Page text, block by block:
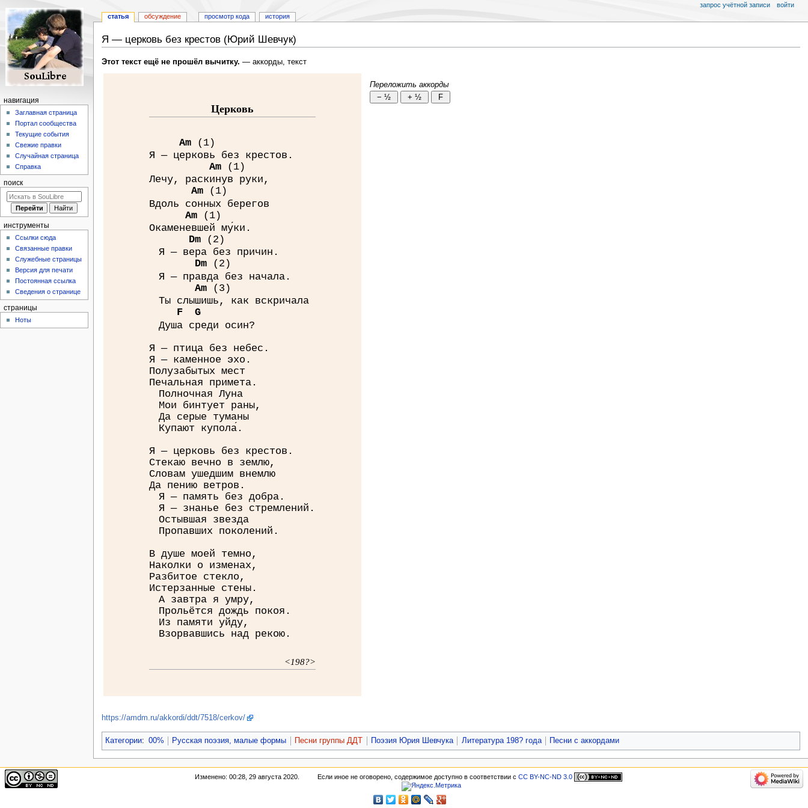
Я — церковь без крестов (Юрий Шевчук)
Перейти
к
Перейти
к
Этот текст ещё не прошёл вычитку. — аккорды, текст
Церковь
Am(1)
Я — церковь без крестов.
Am(1)
Лечу, раскинув руки,
Am(1)
Вдоль сонных берегов
Am(1)
Окаменевшей му́ки.
Dm (2)
Я — вера без причин.
Dm (2)
Я — правда без начала.
Am (3)
Ты слышишь, как вскричала
F
G
Душа среди осин?
Я — птица без небес.
Я — каменное эхо.
Полузабытых мест
Печальная примета.
Полночная Луна
Мои бинтует раны,
Да серые туманы
Купают купола́.
Я — церковь без крестов.
Стекаю вечно в землю,
Словам ушедшим внемлю
Да пению ветров.
Я — память без добра.
Я — знанье без стремлений.
Остывшая звезда
Пропавших поколений.
В душе моей темно,
Наколки о изменах,
Разбитое стекло,
Истерзанные стены.
А завтра я умру,
Прольётся дождь покоя.
Из памяти уйду,
Взорвавшись над рекою.
<198?>
Переложить аккорды
https://amdm.ru/akkordi/ddt/7518/cerkov/
Категории: 00% Русская поэзия, малые формы Песни группы ДДТ Поэзия Юрия Шевчука Литература 198? года Песни с аккордами
статья обсуждение просмотр кода история
запрос учётной записи войти
навигация
Заглавная страница
Портал сообщества
Текущие события
Свежие правки
Случайная страница
Справка
поиск
инструменты
Ссылки сюда
Связанные правки
Служебные страницы
Версия для печати
Постоянная ссылка
Сведения о странице
страницы
Ноты
Изменено: 00:28, 29 августа 2020. Если иное не оговорено, содержимое доступно в соответствии с CC BY-NC-ND 3.0